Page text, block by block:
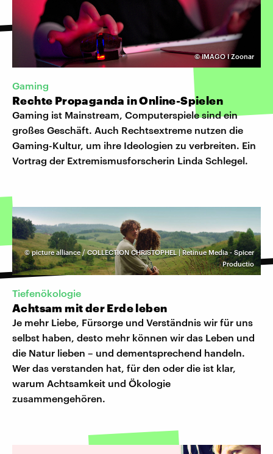
©IMAGO I Zoonar
Gaming
Rechte Propaganda in Online-Spielen
Gaming ist Mainstream, Computerspiele sind ein
großes Geschäft. Auch Rechtsextreme nutzen die
Gaming-Kultur, um ihre Ideologien zu verbreiten. Ein
Vortrag der Extremismusforscherin Linda Schlegel.
©picture alliance / COLLECTION CHRISTOPHEL | Retinue Media - Spicer
Productio
Tiefenökologie
Achtsam mit der Erde leben
Je mehr Liebe, Fürsorge und Verständnis wir für uns
selbst haben, desto mehr können wir das Leben und
die Natur lieben – und dementsprechend handeln.
Wer das verstanden hat, für den oder die ist klar,
warum Achtsamkeit und Ökologie
zusammengehören.